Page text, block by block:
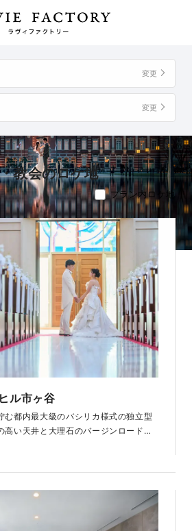
変更
変更
教会のロケ地
プラン内ロケ地
ル市ヶ谷
む都内最大級のバシリカ様式の独立型
高い天井と大理石のバージンロード、
かく輝く美しい空間が魅力です。どん
な思いが込められたこの場所で、一生
い出に残るひとときをお過ごしくださ